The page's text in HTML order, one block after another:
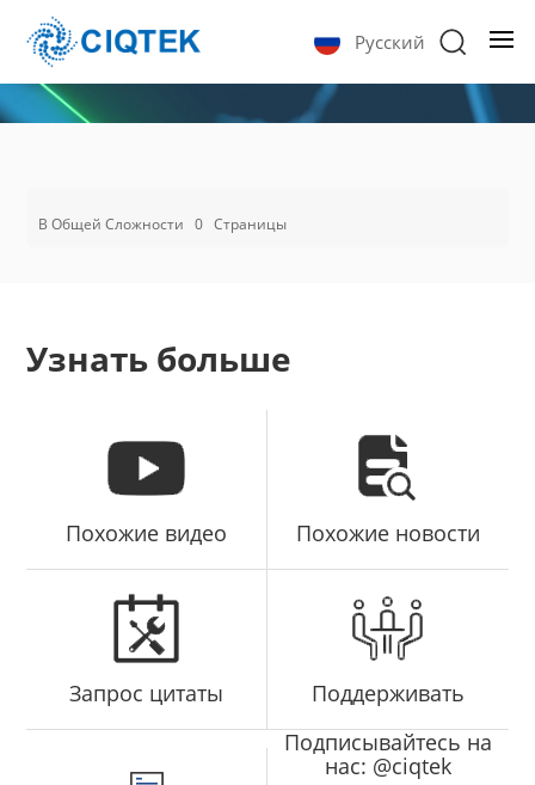
Русский
В Общей Сложности 0 Страницы
Узнать больше
Похожие видео Похожие новости
Запрос цитаты Поддерживать
Подписывайтесь на
нас: @ciqtek